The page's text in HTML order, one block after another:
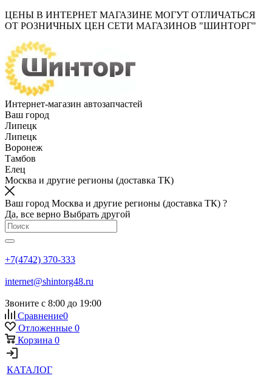
ЦЕНЫ В ИНТЕРНЕТ МАГАЗИНЕ МОГУТ ОТЛИЧАТЬСЯ
ОТ РОЗНИЧНЫХ ЦЕН СЕТИ МАГАЗИНОВ "ШИНТОРГ"
Интернет-магазин автозапчастей
Ваш город
Липецк
Липецк
Воронеж
Тамбов
Елец
Москва и другие регионы (доставка ТК)
Ваш город Москва и другие регионы (доставка ТК) ?
Да, все верно Выбрать другой
+7(4742) 370-333
internet@shintorg48.ru
Звоните с 8:00 до 19:00
Сравнение0
Отложенные 0
Корзина 0
КАТАЛОГ